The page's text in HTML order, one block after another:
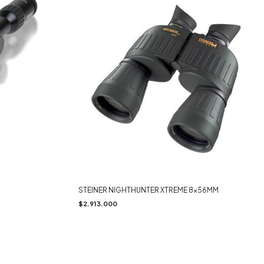
STEINER NIGHTHUNTER XTREME 8x56MM
$2.913.000